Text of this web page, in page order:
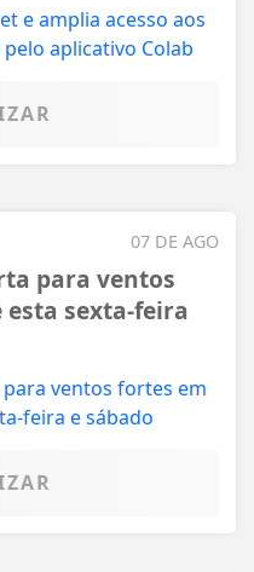
07 DE AGO
para ventos
sexta-feira